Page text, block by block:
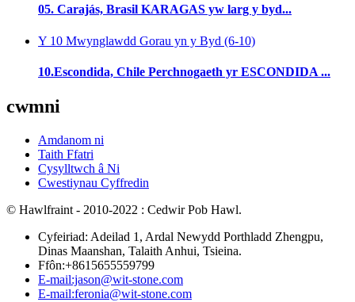
05. Carajás, Brasil KARAGAS yw larg y byd...
Y 10 Mwynglawdd Gorau yn y Byd (6-10)
10.Escondida, Chile Perchnogaeth yr ESCONDIDA ...
cwmni
Amdanom ni
Taith Ffatri
Cysylltwch â Ni
Cwestiynau Cyffredin
© Hawlfraint - 2010-2022 : Cedwir Pob Hawl.
Cyfeiriad: Adeilad 1, Ardal Newydd Porthladd Zhengpu,
Dinas Maanshan, Talaith Anhui, Tsieina.
Ffôn:+8615655559799
E-mail:jason@wit-stone.com
E-mail:feronia@wit-stone.com